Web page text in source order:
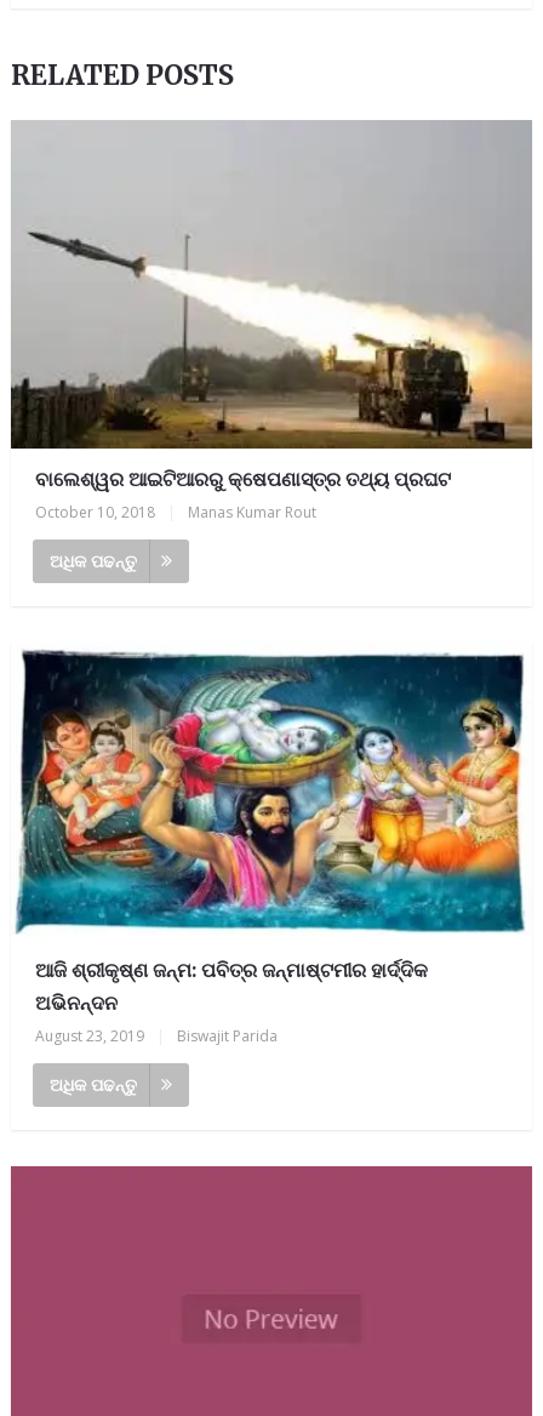
RELATED POSTS
ବାଲେଶ୍ୱର ଆଇଟିଆରରୁ କ୍ଷେପଣାସ୍ତ୍ର ତଥ୍ୟ ପ୍ରଘଟ
October 10, 2018 Manas Kumar Rout
ଅଧିକ ପଢନ୍ତୁ
ଆଜି ଶ୍ରୀକୃଷ୍ଣ ଜନ୍ମ: ପବିତ୍ର ଜନ୍ମାଷ୍ଟମୀର ହାର୍ଦ୍ଦିକ
ଅଭିନନ୍ଦନ
August 23, 2019 Biswajit Parida
ଅଧିକ ପଢନ୍ତୁ